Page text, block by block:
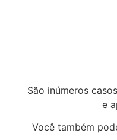
São inúmeros
e
Você também